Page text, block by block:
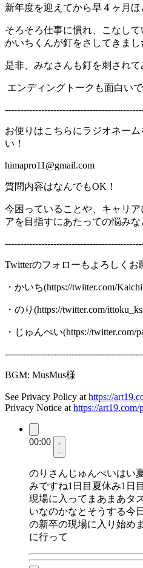
新年度を迎えてから早４ヶ月ほ
そろそろ仕事に慣れ、こなして
かいちくんが釘をさしてきまし
是非、みなさんも釘を刺されて
エンディングトークも面白いで
お便りはこちらにラジオネー
い！
himapro11@gmail.com
質問内容はなんでもOK！
今困っていることや、キャリ
アを目指すにあたっての悩み
Twitterのフォローもよろしくお
・かいち(https://twitter.com/
・のり(https://twitter.com/
・じゅんぺい(https://twitter.com/
BGM: MusMus様
See Privacy Policy at https://
Privacy Notice at https://
00:00
のりさんじゅんぺいはい
みですね1日目夏休み1日
現場に入ってまあまあタ
いなのかなとそうする今
の新卒の現場に入り始め
に行って